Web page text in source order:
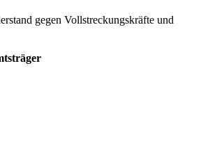
gegen Vollstreckungskräfte und